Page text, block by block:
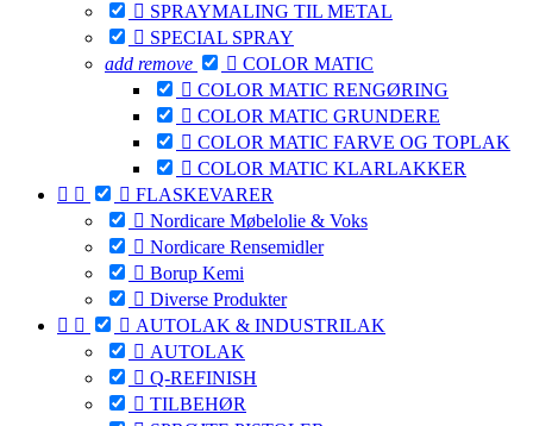
 SPRAYMALING TIL METAL
 SPECIAL SPRAY
add remove  COLOR MATIC
 COLOR MATIC RENGØRING
 COLOR MATIC GRUNDERE
 COLOR MATIC FARVE OG TOPLAK
 COLOR MATIC KLARLAKKER
   FLASKEVARER
 Nordicare Møbelolie & Voks
 Nordicare Rensemidler
 Borup Kemi
 Diverse Produkter
   AUTOLAK & INDUSTRILAK
 AUTOLAK
 Q-REFINISH
 TILBEHØR